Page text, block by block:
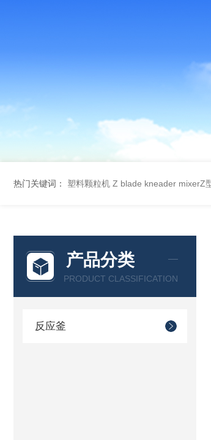
热门关键词： 塑料颗粒机 Z blade kneader mixerZ
产品分类
PRODUCT CLASSIFICATION
反应釜